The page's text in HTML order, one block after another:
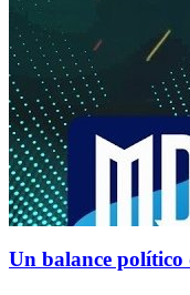
Un balance